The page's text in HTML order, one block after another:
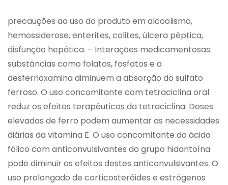
precauções ao uso do produto em alcoolismo,
hemossiderose, enterites, colites, úlcera péptica,
disfunção hepática. – Interações medicamentosas:
substâncias como folatos, fosfatos e a
desferrioxamina diminuem a absorção do sulfato
ferroso. O uso concomitante com tetraciclina oral
reduz os efeitos terapêuticos da tetraciclina. Doses
elevadas de ferro podem aumentar as necessidades
diárias da vitamina E. O uso concomitante do ácido
fólico com anticonvulsivantes do grupo hidantoína
pode diminuir os efeitos destes anticonvulsivantes. O
uso prolongado de corticosteróides e estrógenos